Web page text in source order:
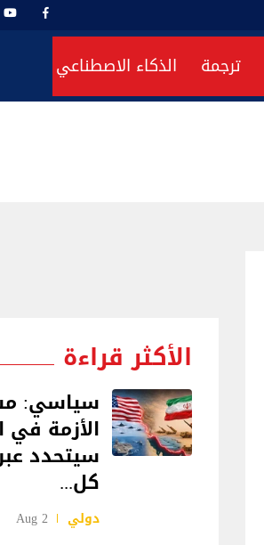
ترجمة الذكاء الاصطناعي
الأكثر قراءة
سياسي:
الأزمة في
سيتحدد
كل...
دولي 2 Aug